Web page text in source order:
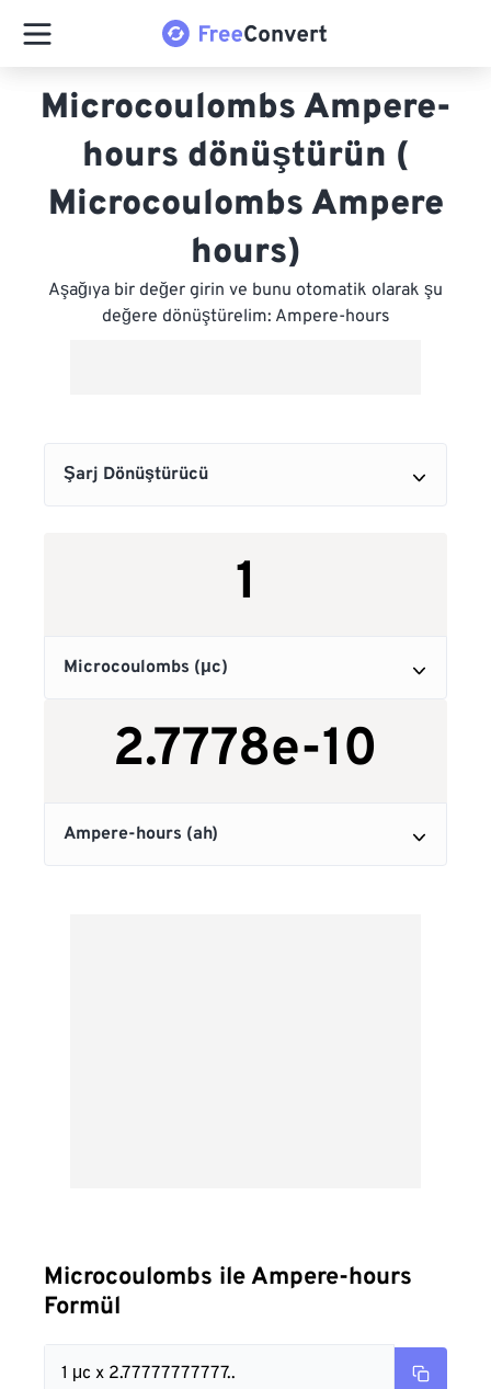
Microcoulombs Ampere-
hours dönüştürün (
Microcoulombs Ampere
hours)
Aşağıya bir değer girin ve bunu otomatik olarak şu
değere dönüştürelim: Ampere-hours
Microcoulombs ile Ampere-hours
Formül
1 μc x 2.77777777777..